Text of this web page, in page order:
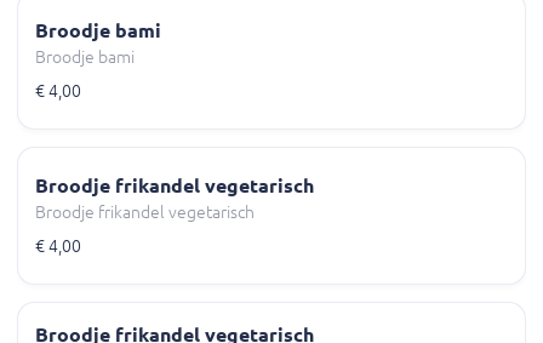
Broodje bami
Broodje bami
€ 4,00
Broodje frikandel vegetarisch
Broodje frikandel vegetarisch
€ 4,00
Broodje frikandel vegetarisch